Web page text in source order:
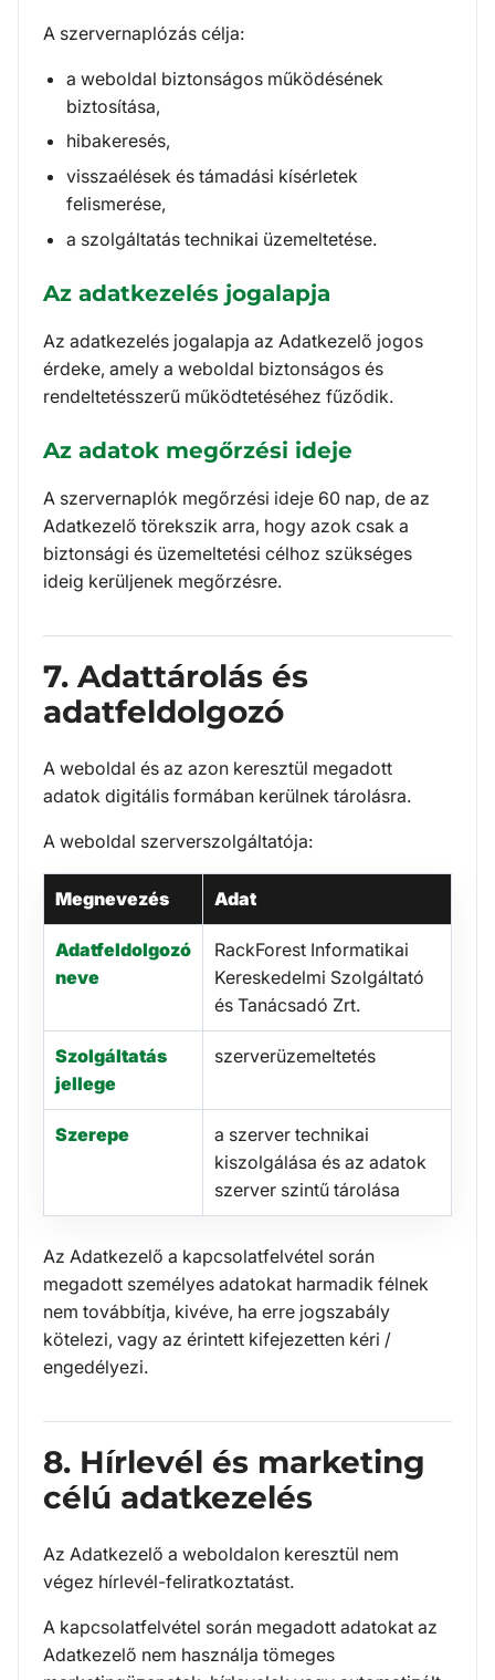
A szervernaplózás célja:
a weboldal biztonságos működésének
biztosítása,
hibakeresés,
visszaélések és támadási kísérletek
felismerése,
a szolgáltatás technikai üzemeltetése.
Az adatkezelés jogalapja
Az adatkezelés jogalapja az Adatkezelő jogos
érdeke, amely a weboldal biztonságos és
rendeltetésszerű működtetéséhez fűződik.
Az adatok megőrzési ideje
A szervernaplók megőrzési ideje 60 nap, de az
Adatkezelő törekszik arra, hogy azok csak a
biztonsági és üzemeltetési célhoz szükséges
ideig kerüljenek megőrzésre.
7. Adattárolás és
adatfeldolgozó
A weboldal és az azon keresztül megadott
adatok digitális formában kerülnek tárolásra.
A weboldal szerverszolgáltatója:
Megnevezés Adat
Adatfeldolgozó
neve
RackForest Informatikai
Kereskedelmi Szolgáltató
és Tanácsadó Zrt.
Szolgáltatás
jellege
szerverüzemeltetés
Szerepe
a szerver technikai
kiszolgálása és az adatok
szerver szintű tárolása
Az Adatkezelő a kapcsolatfelvétel során
megadott személyes adatokat harmadik félnek
nem továbbítja, kivéve, ha erre jogszabály
kötelezi, vagy az érintett kifejezetten kéri /
engedélyezi.
8. Hírlevél és marketing
célú adatkezelés
Az Adatkezelő a weboldalon keresztül nem
végez hírlevél-feliratkoztatást.
A kapcsolatfelvétel során megadott adatokat az
Adatkezelő nem használja tömeges